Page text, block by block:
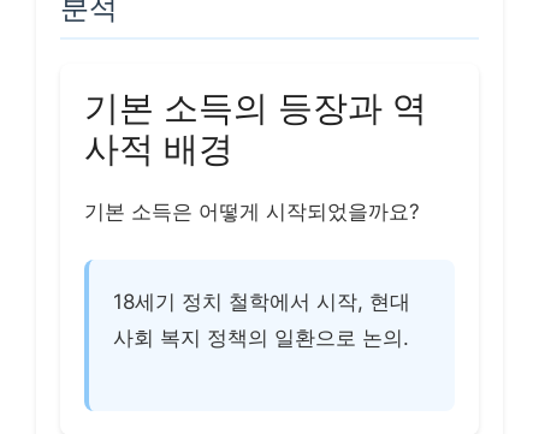
분석
기본 소득의 등장과 역
사적 배경
기본 소득은 어떻게 시작되었을까요?
18세기 정치 철학에서 시작, 현대
사회 복지 정책의 일환으로 논의.